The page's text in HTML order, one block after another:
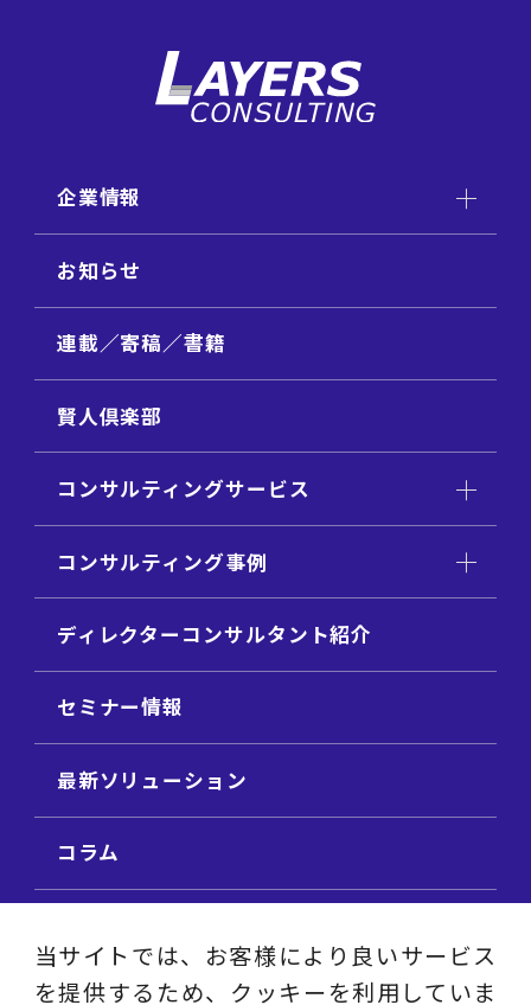
企業情報
お知らせ
連載／寄稿／書籍
賢人倶楽部
コンサルティングサービス
コンサルティング事例
ディレクターコンサルタント紹介
セミナー情報
最新ソリューション
コラム
ビジネステーマ解説集
当サイトでは、お客様により良いサービス
を提供するため、クッキーを利用していま